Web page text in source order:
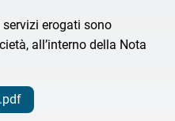
erogati sono
all’interno della Nota